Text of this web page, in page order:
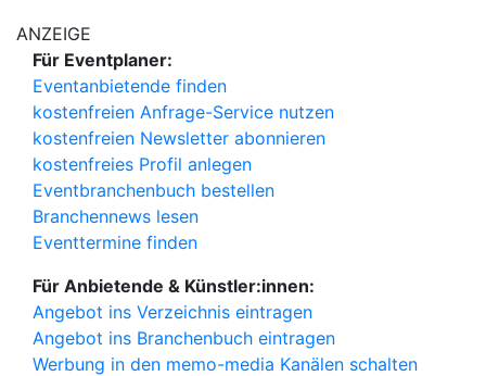
ANZEIGE
Für Eventplaner:
Eventanbietende finden
kostenfreien Anfrage-Service nutzen
kostenfreien Newsletter abonnieren
kostenfreies Profil anlegen
Eventbranchenbuch bestellen
Branchennews lesen
Eventtermine finden
Für Anbietende & Künstler:innen:
Angebot ins Verzeichnis eintragen
Angebot ins Branchenbuch eintragen
Werbung in den memo-media Kanälen schalten